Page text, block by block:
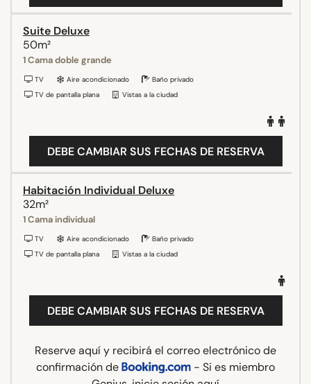
Suite Deluxe
50m²
1 Cama doble grande
TV Aire acondicionado
Baño privado
TV de pantalla plana
Vistas a la ciudad
DEBE CAMBIAR SUS FECHAS DE RESERVA
Habitación Individual Deluxe
32m²
1 Cama individual
TV Aire acondicionado
Baño privado
TV de pantalla plana
Vistas a la ciudad
DEBE CAMBIAR SUS FECHAS DE RESERVA
Reserve aquí y recibirá el correo electrónico de
confirmación de
- Si es miembro